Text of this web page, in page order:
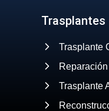
Trasplantes
Trasplante
Trasplante